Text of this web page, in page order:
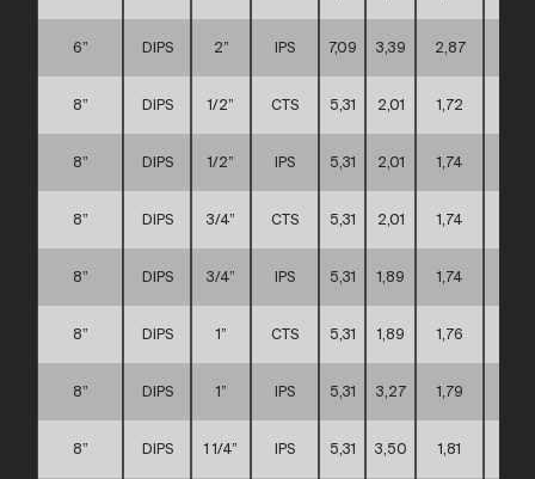
6” DIPS 2” IPS 7,09 3,39 2,87
8” DIPS 1/2” CTS 5,31 2,01 1,72
8” DIPS 1/2” IPS 5,31 2,01 1,74
8” DIPS 3/4” CTS 5,31 2,01 1,74
8” DIPS 3/4” IPS 5,31 1,89 1,74
8” DIPS 1” CTS 5,31 1,89 1,76
8” DIPS 1” IPS 5,31 3,27 1,79
8” DIPS 1 1/4” IPS 5,31 3,50 1,81